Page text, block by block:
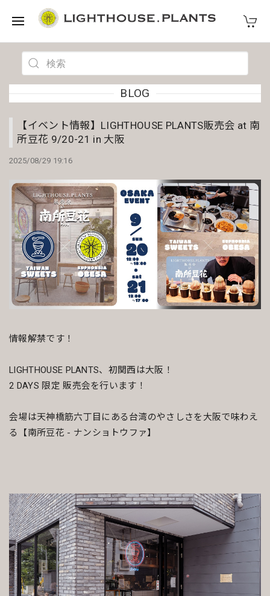
BLOG
【イベント情報】LIGHTHOUSE PLANTS販売会 at 南
所豆花 9/20-21 in 大阪
2025/08/29 19:16
情報解禁です！
LIGHTHOUSE PLANTS、初関西は大阪！
2 DAYS 限定 販売会を行います！
会場は天神橋筋六丁目にある台湾のやさしさを大阪で味わえ
る【南所豆花 - ナンショトウファ】